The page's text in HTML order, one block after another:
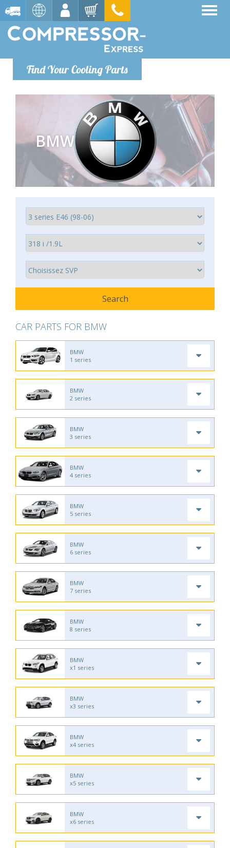
Find Your Cooling Parts
BMW
CAR PARTS FOR BMW
BMW
1 series
BMW
2 series
BMW
3 series
BMW
4 series
BMW
5 series
BMW
6 series
BMW
7 series
BMW
8 series
BMW
x1 series
BMW
x3 series
BMW
x4 series
BMW
x5 series
BMW
x6 series